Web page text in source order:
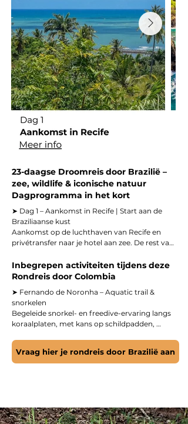
23-daagse Droomreis door Brazilië –
zee, wildlife & iconische natuur
Dagprogramma in het kort
➤ Dag 1 – Aankomst in Recife | Start aan de
Braziliaanse kust
Aankomst op de luchthaven van Recife en
privétransfer naar je hotel aan zee. De rest van
landen in Brazilië.
Naar het eilandparadijs
Transfer naar de luchthaven en vlucht naar
Fernando de Noronha. Na aankomst word je
naar je pousada gebracht. Tijd om het
eilandgevoel te omarmen en te genieten van
je eerste zonsondergang.
zwemt over koraalplaten en spot tropische
Inbegrepen activiteiten tijdens deze
Rondreis door Colombia
➤ Fernando de Noronha – Aquatic trail &
snorkelen
Begeleide snorkel- en freedive-ervaring langs
koraalplaten, met kans op schildpadden,
➤ Fernando de Noronha – Beach dive
Ontspannen duik bij Porto Beach, inclusief
➤ Fernando de Noronha – Island tour per 4x4
Verkenning van het eiland langs
Vraag hier je rondreis door Brazilië aan